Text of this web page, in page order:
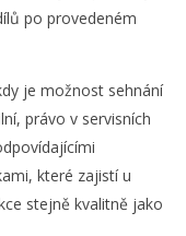
po provedeném
je možnost sehnání
právo v servisních
které zajistí u
stejně kvalitně jako